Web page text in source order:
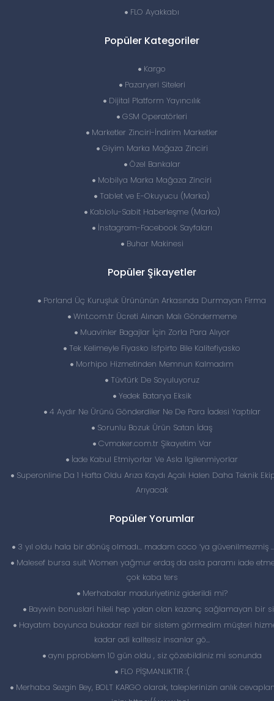
FLO Ayakkabı
Popüler Kategoriler
Kargo
Pazaryeri Siteleri
Dijital Platform Yayıncılık
GSM Operatörleri
Marketler Zinciri-İndirim Marketler
Giyim Marka Mağaza Zinciri
Özel Bankalar
Mobilya Marka Mağaza Zinciri
Tablet ve E-Okuyucu (Marka)
Kablolu-Sabit Haberleşme (Marka)
İnstagram-Facebook Sayfaları
Buhar Makinesi
Popüler Şikayetler
Porland Üç Kuruşluk Ürününün Arkasında Durmayan Firma
Wnt.com.tr Ücreti Alınan Malı Göndermeme
Muavinler Bagajlar İçin Zorla Para Alıyor
Tek Kelimeyle Fiyasko Isfpirto Bile Kalitefiyasko
Morhipo Hizmetinden Memnun Kalmadım
Tüvtürk De Soyuluyoruz
Yedek Batarya Eksik
4 Aydır Ne Ürünü Gönderdiler Ne De Para İadesi Yaptılar
Sorunlu Bozuk Ürün Satan İdaş
Cvmaker.com.tr Şikayetim Var
İade Kabul Etmiyorlar Ve Asla Ilgilenmiyorlar
Superonline Da 1 Hafta Oldu Arıza Kaydı Açalı Halen Daha Teknik
Arıyacak
Popüler Yorumlar
3 yıl oldu hala bir dönüş olmadı… madam coco ‘ya güvenilmezmiş
Malesef bursa suit Women yağmur erdaş da asla paramı iade
çok kaba ters
Merhabalar maduriyetiniz giderildi mi?
Baywin bonuslari hileli hep yalan olan kazanç sağlamayan bir
Hayatım boyunca bukadar rezil bir sistem görmedim müşteri
kadar adi kalitesiz insanlar gö...
aynı pproblem 10 gün oldu , siz çözebildiniz mi sonunda
FLO PİŞMANLIKTIR :(
Merhaba Sezgin Bey, BOLT KARGO olarak, taleplerinizin anlık